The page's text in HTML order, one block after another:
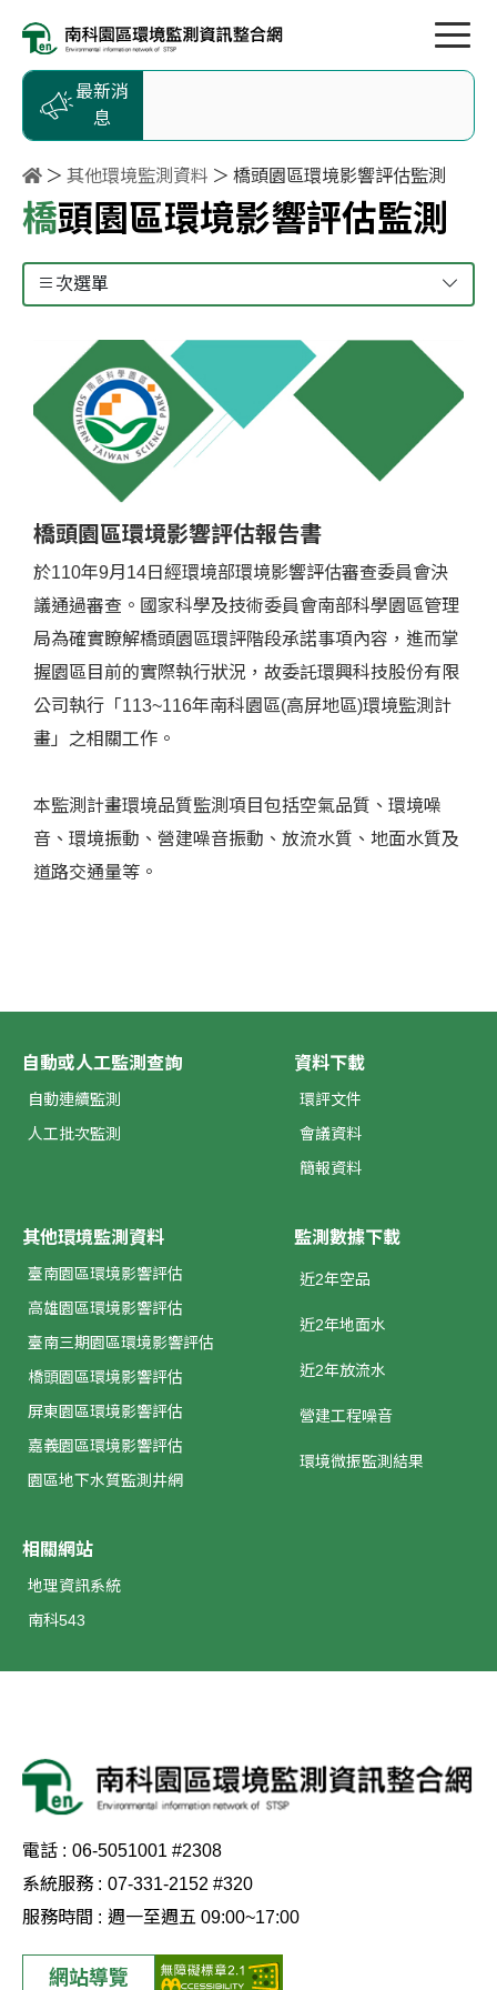
最新消
息
其他環境監測資料 橋頭園區環境影響評估監測
橋頭園區環境影響評估監測
次選單
橋頭園區環境影響評估報告書
於110年9月14日經環境部環境影響評估審查委員會決
議通過審查。國家科學及技術委員會南部科學園區管理
局為確實瞭解橋頭園區環評階段承諾事項內容，進而掌
握園區目前的實際執行狀況，故委託環興科技股份有限
公司執行「113~116年南科園區(高屏地區)環境監測計
畫」之相關工作。
本監測計畫環境品質監測項目包括空氣品質、環境噪
音、環境振動、營建噪音振動、放流水質、地面水質及
道路交通量等。
自動或人工監測查詢
自動連續監測
人工批次監測
其他環境監測資料
臺南園區環境影響評估
高雄園區環境影響評估
臺南三期園區環境影響評估
橋頭園區環境影響評估
屏東園區環境影響評估
嘉義園區環境影響評估
園區地下水質監測井網
監測數據下載
近2年空品
近2年地面水
近2年放流水
營建工程噪音
環境微振監測結果
資料下載
環評文件
會議資料
簡報資料
相關網站
地理資訊系統
南科543
電話 : 06-5051001 #2308
系統服務 : 07-331-2152 #320
服務時間 : 週一至週五 09:00~17:00
網站導覽